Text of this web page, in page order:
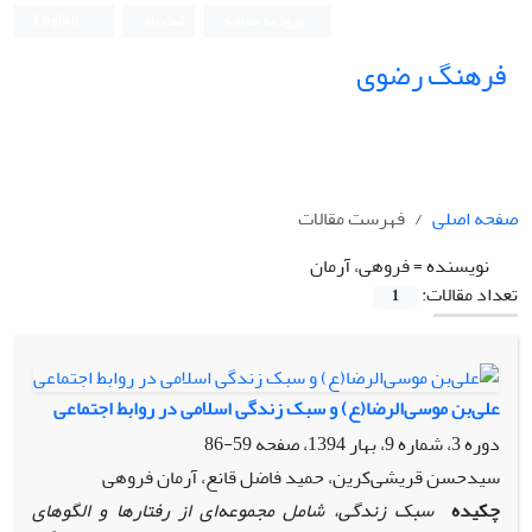
فرهنگ رضوی
صفحه اصلی
فهرست مقالات
نویسنده =فروهی، آرمان
تعداد مقالات:
1
علی‌بن موسی‌الرضا(ع) و سبک زندگی اسلامی در روابط اجتماعی
دوره 3، شماره 9، بهار 1394، صفحه
59-86
سید‌حسن قریشی‌کرین، حمید فاضل قانع، آرمان فروهی
چکیده سبک زندگی، شامل مجموعه‌ای از رفتارها و الگوهای